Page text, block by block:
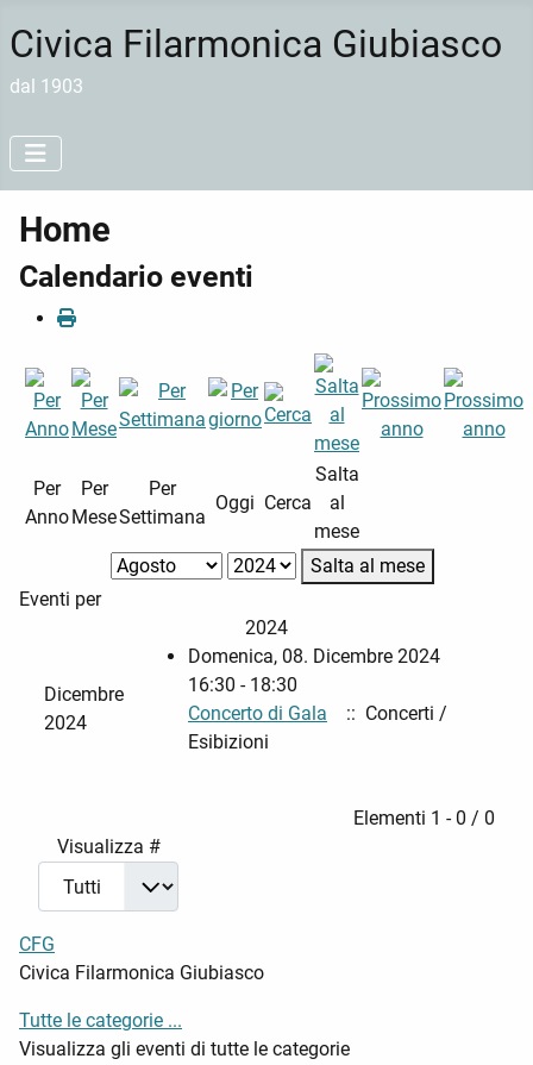
Civica Filarmonica Giubiasco
dal 1903
Home
Calendario eventi
Per
Anno
Per
Mese
Per
Settimana
Oggi Cerca
Salta
al
mese
Salta al mese
Eventi per
2024
Dicembre
2024
Domenica, 08. Dicembre 2024
16:30 - 18:30
Concerto di Gala
:: Concerti /
Esibizioni
Elementi 1 - 0 / 0
Visualizza #
CFG
Civica Filarmonica Giubiasco
Tutte le categorie ...
Visualizza gli eventi di tutte le categorie